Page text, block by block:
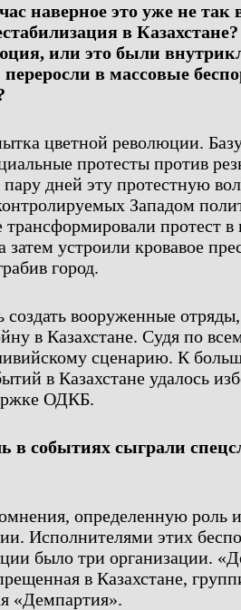
наверное это уже не так
в
или это были
в массовые
цветной революции. Базу
протесты против
пару дней эту протестную
Западом
трансформировали протест
затем устроили кровавое
город.
вооруженные
в Казахстане. Судя по
сценарию. К
в Казахстане удалось
ОДКБ.
в событиях сыграли
определенную
Исполнителями этих
было три организации.
в Казахстане,
«Демпартия».